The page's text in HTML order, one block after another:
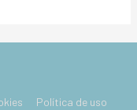
Política de uso